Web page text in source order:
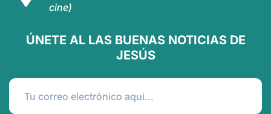
cine)
ÚNETE AL LAS BUENAS NOTICIAS DE
JESÚS